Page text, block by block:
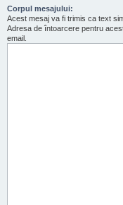
Corpul mesajului:
Acest mesaj va fi trimis ca text
Adresa de întoarcere pentru
email.